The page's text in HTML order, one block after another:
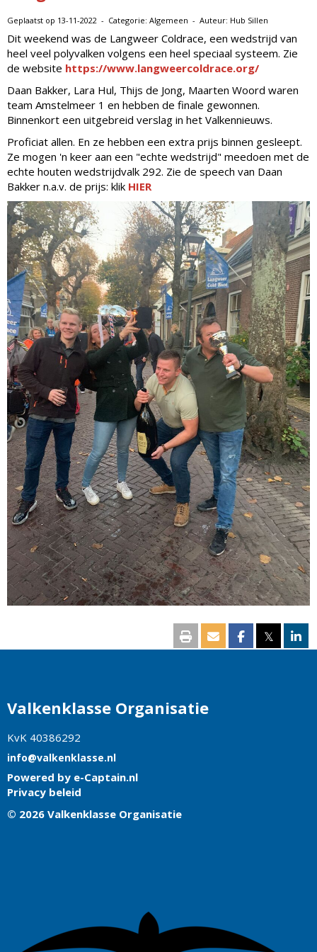
Geplaatst op 13-11-2022 - Categorie: Algemeen - Auteur: Hub Sillen
Dit weekend was de Langweer Coldrace, een wedstrijd van
heel veel polyvalken volgens een heel speciaal systeem. Zie
de website https://www.langweercoldrace.org/
Daan Bakker, Lara Hul, Thijs de Jong, Maarten Woord waren
team Amstelmeer 1 en hebben de finale gewonnen.
Binnenkort een uitgebreid verslag in het Valkennieuws.
Proficiat allen. En ze hebben een extra prijs binnen gesleept.
Ze mogen 'n keer aan een "echte wedstrijd" meedoen met de
echte houten wedstrijdvalk 292. Zie de speech van Daan
Bakker n.a.v. de prijs: klik HIER
𝕏
Valkenklasse Organisatie
KvK 40386292
ofni@valkenklasse.nl
Powered by e-Captain.nl
Privacy beleid
© 2026 Valkenklasse Organisatie